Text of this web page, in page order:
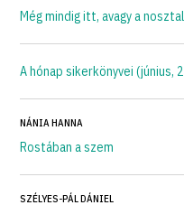
Még mindig itt, avagy a
A hónap sikerkönyvei (június,
NÁNIA HANNA
Rostában a szem
SZÉLYES-PÁL DÁNIEL